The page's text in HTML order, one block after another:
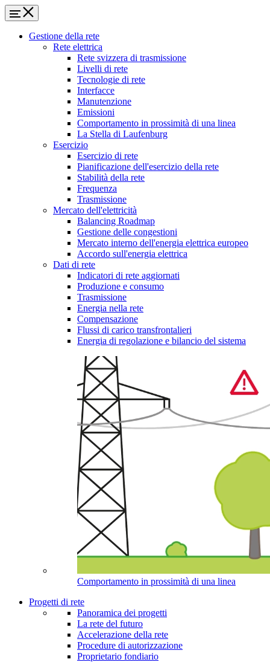
Gestione della rete
Rete elettrica
Rete svizzera di trasmissione
Livelli di rete
Tecnologie di rete
Interfacce
Manutenzione
Emissioni
Comportamento in prossimità di una linea
La Stella di Laufenburg
Esercizio
Esercizio di rete
Pianificazione dell'esercizio della rete
Stabilità della rete
Frequenza
Trasmissione
Mercato dell'elettricità
Balancing Roadmap
Gestione delle congestioni
Mercato interno dell'energia elettrica europeo
Accordo sull'energia elettrica
Dati di rete
Indicatori di rete aggiornati
Produzione e consumo
Trasmissione
Energia nella rete
Compensazione
Flussi di carico transfrontalieri
Energia di regolazione e bilancio del sistema
Comportamento in prossimità di una linea
Progetti di rete
Panoramica dei progetti
La rete del futuro
Accelerazione della rete
Procedure di autorizzazione
Proprietario fondiario